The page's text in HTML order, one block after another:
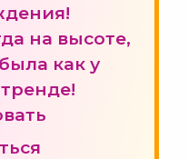
на высоте,
как у